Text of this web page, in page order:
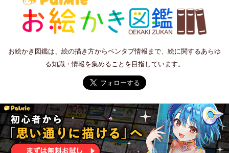
お絵かき図鑑は、絵の描き方からペンタブ情報まで、絵に関するあらゆ
る知識・情報を集めることを目指しています。